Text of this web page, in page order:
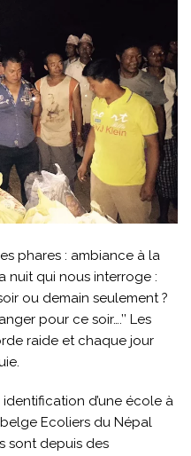
phares : ambiance à la
nuit qui nous interroge :
ou demain seulement ?
pour ce soir….’’ Les
raide et chaque jour
d’une école à
Ecoliers du Népal
sont depuis des